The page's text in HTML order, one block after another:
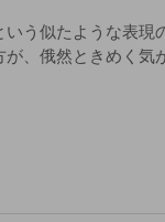
う似たような表現
、俄然ときめく気